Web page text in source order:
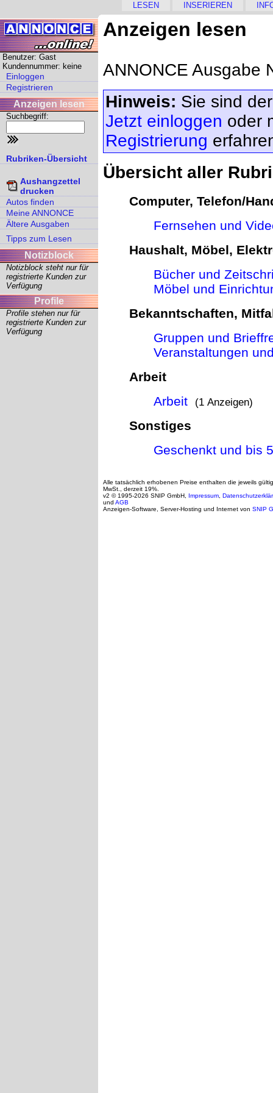
LESEN INSERIEREN
Benutzer: Gast
Kundennummer: keine
Einloggen
Registrieren
Anzeigen lesen
Suchbegriff:
Rubriken-Übersicht
Aushangzettel
drucken
Autos finden
Meine ANNONCE
Ältere Ausgaben
Tipps zum Lesen
Notizblock
Notizblock steht nur für
registrierte Kunden zur
Verfügung
Profile
Profile stehen nur für
registrierte Kunden zur
Verfügung
Anzeigen lesen
ANNONCE Ausgabe
Hinweis: Sie sind
Jetzt einloggen oder
Registrierung
Übersicht aller
Computer, Telefon/
Fernsehen und
Haushalt, Möbel,
Bücher und
Möbel und
Bekanntschaften,
Gruppen und
Veranstaltungen
Arbeit
Arbeit
(1 Anzeigen)
Sonstiges
Geschenkt und bis
Alle tatsächlich erhobenen Preise enthalten die jeweils
MwSt., derzeit 19%.
v2 © 1995-2026 SNIP GmbH, Impressum
und AGB
Anzeigen-Software, Server-Hosting und Internet von SNIP